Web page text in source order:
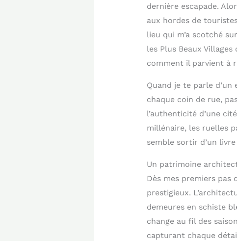
dernière escapade.
aux hordes de
lieu qui m’a scotché
les Plus Beaux
comment il parvient à
Quand je te parle
chaque coin de rue,
l’authenticité d’une
millénaire, les ruelles
semble sortir d’un
Un patrimoine
Dès mes premiers pas
prestigieux.
demeures en schiste
change au fil des
capturant chaque